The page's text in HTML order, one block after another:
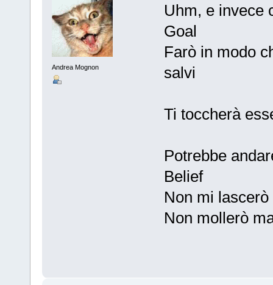
Andrea Mognon
Uhm, e invece
Goal
Farò in modo
salvi
Ti toccherà
Potrebbe
Belief
Non mi
Non mollerò